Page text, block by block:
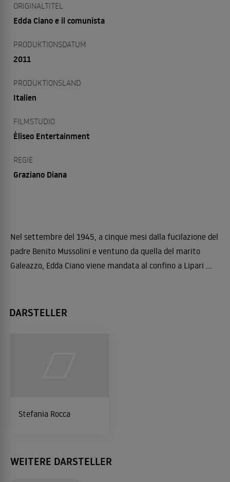
ORIGINALTITEL
Edda Ciano e il comunista
PRODUKTIONSDATUM
2011
PRODUKTIONSLAND
Italien
FILMSTUDIO
Èliseo Entertainment
REGIE
Graziano Diana
Nel settembre del 1945, a cinque mesi dalla fucilazione del
padre Benito Mussolini e ventuno da quella del marito
Galeazzo, Edda Ciano viene mandata al confino a Lipari ...
DARSTELLER
Stefania Rocca
WEITERE DARSTELLER